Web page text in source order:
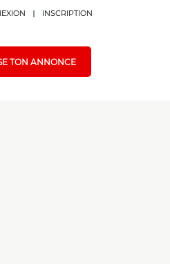
INSCRIPTION
TON ANNONCE